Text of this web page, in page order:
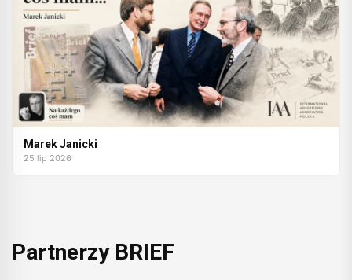
Marek Janicki
25 lip 2026
Partnerzy BRIEF